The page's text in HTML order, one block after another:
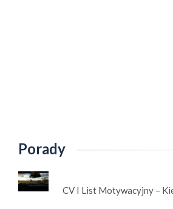
Porady
CV I List Motywacyjny –